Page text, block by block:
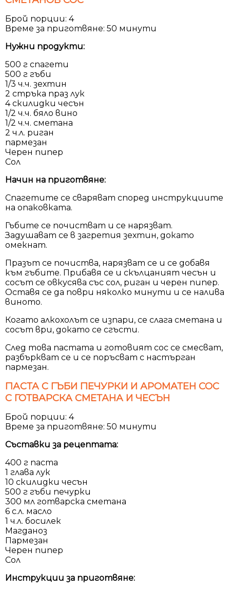
Брой порции: 4
Време за приготвяне: 50 минути
Нужни продукти:
500 г спагети
500 г гъби
1/3 ч.ч. зехтин
2 стръка праз лук
4 скилидки чесън
1/2 ч.ч. бяло вино
1/2 ч.ч. сметана
2 ч.л. риган
пармезан
Черен пипер
Сол
Начин на приготвяне:
Спагетите се сваряват според инструкциите
на опаковката.
Гъбите се почистват и се нарязват.
Задушават се в загретия зехтин, докато
омекнат.
Празът се почиства, нарязват се и се добавя
към гъбите. Прибавя се и скълцаният чесън и
сосът се овкусява със сол, риган и черен пипер.
Оставя се да поври няколко минути и се налива
виното.
Когато алкохолът се изпари, се слага сметана и
сосът ври, докато се сгъсти.
След това пастата и готовият сос се смесват,
разбъркват се и се поръсват с настърган
пармезан.
ПАСТА С ГЪБИ ПЕЧУРКИ И АРОМАТЕН СОС
С ГОТВАРСКА СМЕТАНА И ЧЕСЪН
Брой порции: 4
Време за приготвяне: 50 минути
Съставки за рецептата:
400 г паста
1 глава лук
10 скилидки чесън
500 г гъби печурки
300 мл готварска сметана
6 с.л. масло
1 ч.л. босилек
Магданоз
Пармезан
Черен пипер
Сол
Инструкции за приготвяне: